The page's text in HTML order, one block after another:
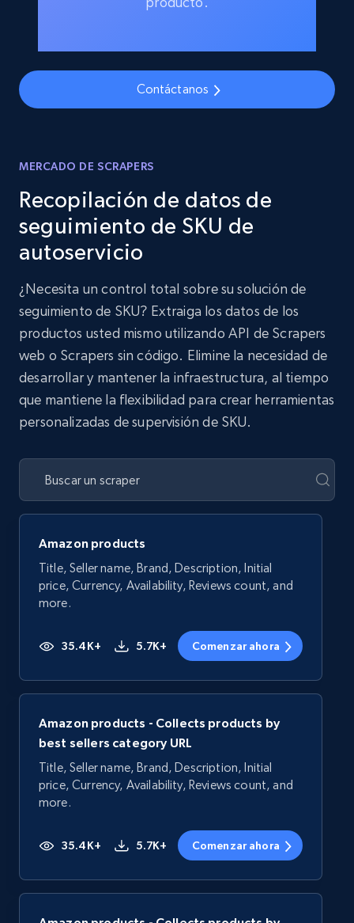
Contáctanos
MERCADO DE SCRAPERS
Recopilación de datos de
seguimiento de SKU de
autoservicio
¿Necesita un control total sobre su solución de
seguimiento de SKU? Extraiga los datos de los
productos usted mismo utilizando API de Scrapers
web o Scrapers sin código. Elimine la necesidad de
desarrollar y mantener la infraestructura, al tiempo
que mantiene la flexibilidad para crear herramientas
personalizadas de supervisión de SKU.
Amazon products
Title, Seller name, Brand, Description, Initial
price, Currency, Availability, Reviews count, and
more.
35.4K+ 5.7K+ Comenzar ahora
Amazon products - Collects products by
best sellers category URL
Title, Seller name, Brand, Description, Initial
price, Currency, Availability, Reviews count, and
more.
35.4K+ 5.7K+ Comenzar ahora